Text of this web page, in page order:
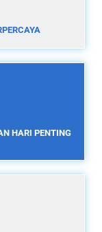
HARI PENTING